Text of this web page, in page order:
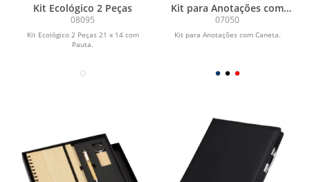
Kit Ecológico 2 Peças
08095
Kit Ecológico 2 Peças 21 x 14 com
Pauta.
Kit para Anotações com
Caneta
07050
Kit para Anotações com Caneta.